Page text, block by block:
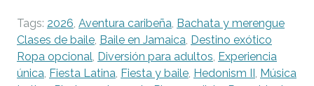
Tags: 2026, Aventura caribeña, Bachata y merengue
Clases de baile, Baile en Jamaica, Destino exótico
Ropa opcional, Diversión para adultos, Experiencia
única, Fiesta Latina, Fiesta y baile, Hedonism II, Música